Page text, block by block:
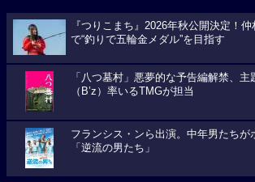
『つりこまち』2026年秋公開決定！
で“釣りで五輪金メダル”を目指す
「八つ墓村」悪夢的な予告編解禁、
（B’z）率いるTMGが担当
フランシス・ンら出演。中年男たちが
「逆流の男たち」